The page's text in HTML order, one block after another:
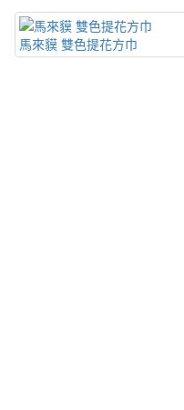
馬來貘 雙色提花方巾